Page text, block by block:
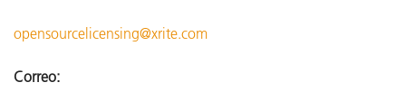
opensourcelicensing@xrite.com
Correo: